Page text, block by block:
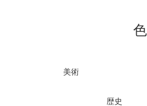
美術
歴史